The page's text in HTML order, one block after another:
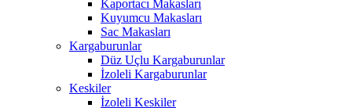
Kaportacı Makasları
Kuyumcu Makasları
Sac Makasları
Kargaburunlar
Düz Uçlu Kargaburunlar
İzoleli Kargaburunlar
Keskiler
İzoleli Keskiler